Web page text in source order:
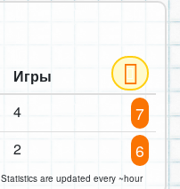
Игры
4 7
2 6
Statistics are updated every ~hour